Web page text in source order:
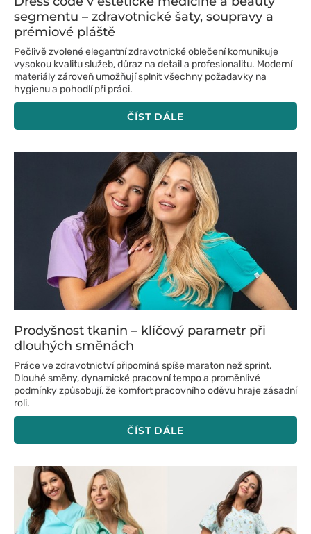
segmentu – zdravotnické šaty, soupravy a
prémiové pláště
Pečlivě zvolené elegantní zdravotnické oblečení komunikuje
vysokou kvalitu služeb, důraz na detail a profesionalitu. Moderní
materiály zároveň umožňují splnit všechny požadavky na
hygienu a pohodlí při práci.
ČÍST DÁLE
Prodyšnost tkanin – klíčový parametr při
dlouhých směnách
Práce ve zdravotnictví připomíná spíše maraton než sprint.
Dlouhé směny, dynamické pracovní tempo a proměnlivé
podmínky způsobují, že komfort pracovního oděvu hraje zásadní
roli.
ČÍST DÁLE